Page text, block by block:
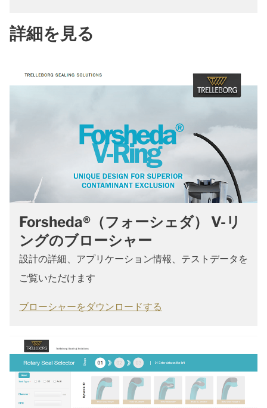
詳細を見る
Forsheda®（フォーシェダ） V-リ
ングのブローシャー
設計の詳細、アプリケーション情報、テストデータを
ご覧いただけます
ブローシャーをダウンロードする